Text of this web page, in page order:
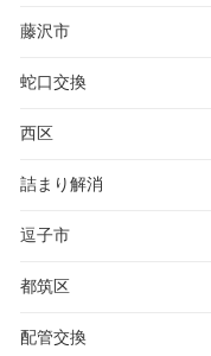
藤沢市
蛇口交換
西区
詰まり解消
逗子市
都筑区
配管交換